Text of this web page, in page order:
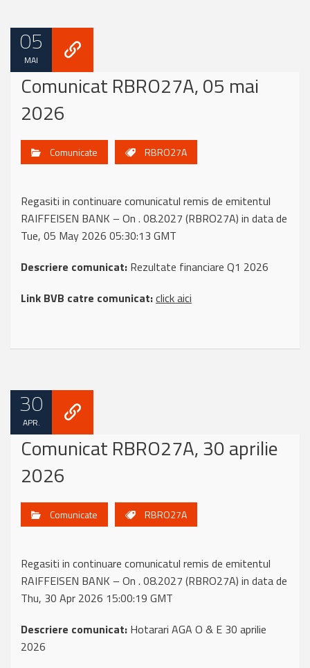
05
MAI
Comunicat RBRO27A, 05 mai
2026
Comunicate RBRO27A
Regasiti in continuare comunicatul remis de emitentul
RAIFFEISEN BANK – On . 08.2027 (RBRO27A) in data de
Tue, 05 May 2026 05:30:13 GMT
Descriere comunicat: Rezultate financiare Q1 2026
Link BVB catre comunicat:click aici
30
APR.
Comunicat RBRO27A, 30 aprilie
2026
Comunicate RBRO27A
Regasiti in continuare comunicatul remis de emitentul
RAIFFEISEN BANK – On . 08.2027 (RBRO27A) in data de
Thu, 30 Apr 2026 15:00:19 GMT
Descriere comunicat: Hotarari AGA O & E 30 aprilie
2026